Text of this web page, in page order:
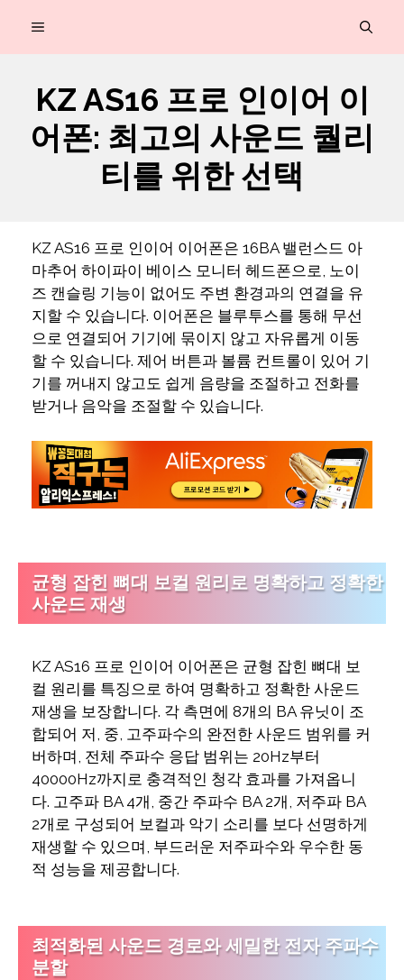
MENU
KZ AS16 프로 인이어 이
어폰: 최고의 사운드 퀄리
티를 위한 선택
KZ AS16 프로 인이어 이어폰은 16BA 밸런스드 아
마추어 하이파이 베이스 모니터 헤드폰으로, 노이
즈 캔슬링 기능이 없어도 주변 환경과의 연결을 유
지할 수 있습니다. 이어폰은 블루투스를 통해 무선
으로 연결되어 기기에 묶이지 않고 자유롭게 이동
할 수 있습니다. 제어 버튼과 볼륨 컨트롤이 있어 기
기를 꺼내지 않고도 쉽게 음량을 조절하고 전화를
받거나 음악을 조절할 수 있습니다.
균형 잡힌 뼈대 보컬 원리로 명확하고 정확한
사운드 재생
KZ AS16 프로 인이어 이어폰은 균형 잡힌 뼈대 보
컬 원리를 특징으로 하여 명확하고 정확한 사운드
재생을 보장합니다. 각 측면에 8개의 BA 유닛이 조
합되어 저, 중, 고주파수의 완전한 사운드 범위를 커
버하며, 전체 주파수 응답 범위는 20Hz부터
40000Hz까지로 충격적인 청각 효과를 가져옵니
다. 고주파 BA 4개, 중간 주파수 BA 2개, 저주파 BA
2개로 구성되어 보컬과 악기 소리를 보다 선명하게
재생할 수 있으며, 부드러운 저주파수와 우수한 동
적 성능을 제공합니다.
최적화된 사운드 경로와 세밀한 전자 주파수
분할